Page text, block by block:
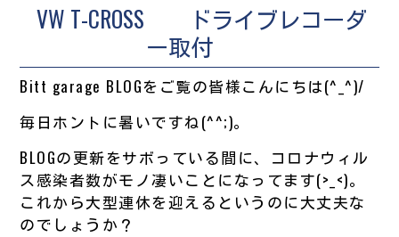
VW T-CROSS ドライブレコーダ
ー取付
Bitt garage BLOGをご覧の皆様こんにちは(^_^)/
毎日ホントに暑いですね(^^;)。
BLOGの更新をサボっている間に、コロナウィル
ス感染者数がモノ凄いことになってます(>_<)。
これから大型連休を迎えるというのに大丈夫な
のでしょうか？